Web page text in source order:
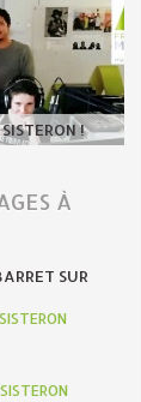
!
À
SUR